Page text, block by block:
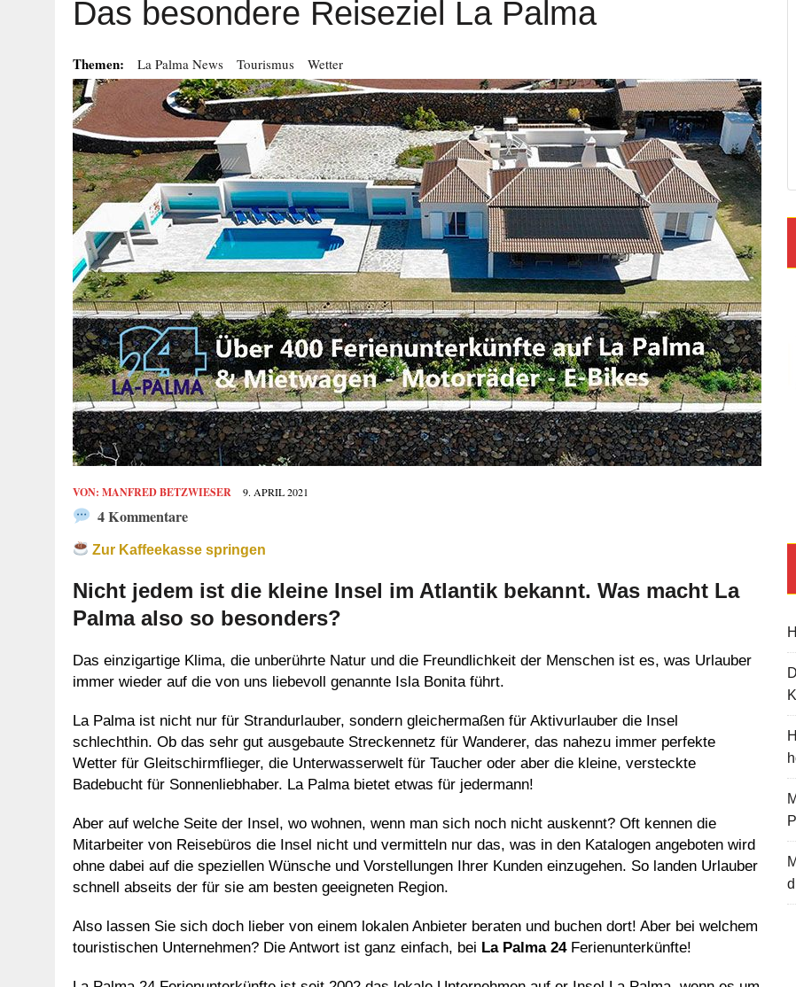
Das besondere Reiseziel La Palma
Themen: La Palma News Tourismus Wetter
VON: MANFRED BETZWIESER 9. APRIL 2021
4 Kommentare
Zur Kaffeekasse springen
Nicht jedem ist die kleine Insel im Atlantik bekannt. Was macht La
Palma also so besonders?
Das einzigartige Klima, die unberührte Natur und die Freundlichkeit der Menschen ist es, was Urlauber
immer wieder auf die von uns liebevoll genannte Isla Bonita führt.
La Palma ist nicht nur für Strandurlauber, sondern gleichermaßen für Aktivurlauber die Insel
schlechthin. Ob das sehr gut ausgebaute Streckennetz für Wanderer, das nahezu immer perfekte
Wetter für Gleitschirmflieger, die Unterwasserwelt für Taucher oder aber die kleine, versteckte
Badebucht für Sonnenliebhaber. La Palma bietet etwas für jedermann!
Aber auf welche Seite der Insel, wo wohnen, wenn man sich noch nicht auskennt? Oft kennen die
Mitarbeiter von Reisebüros die Insel nicht und vermitteln nur das, was in den Katalogen angeboten wird
ohne dabei auf die speziellen Wünsche und Vorstellungen Ihrer Kunden einzugehen. So landen Urlauber
schnell abseits der für sie am besten geeigneten Region.
Also lassen Sie sich doch lieber von einem lokalen Anbieter beraten und buchen dort! Aber bei welchem
touristischen Unternehmen? Die Antwort ist ganz einfach, bei La Palma 24Ferienunterkünfte!